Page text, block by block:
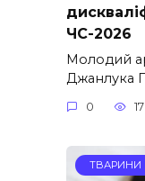
ЧС-2026
Молодий
Джанлука
0 17
ТВАРИНИ